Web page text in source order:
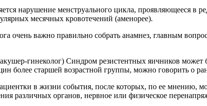
нарушение менструального цикла, проявляющееся в
месячных кровотечений (аменорее).
очень важно правильно собрать анамнез, главным
гинеколог) Синдром резистентных яичников может
более старшей возрастной группы, можно говорить о
в жизни события, после которых, по ее мнению,
различных органов, нервное или физическое